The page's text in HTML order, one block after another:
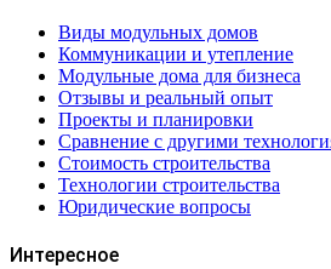
Виды модульных домов
Коммуникации и утепление
Модульные дома для бизнеса
Отзывы и реальный опыт
Проекты и планировки
Сравнение с другими
Стоимость строительства
Технологии строительства
Юридические вопросы
Интересное